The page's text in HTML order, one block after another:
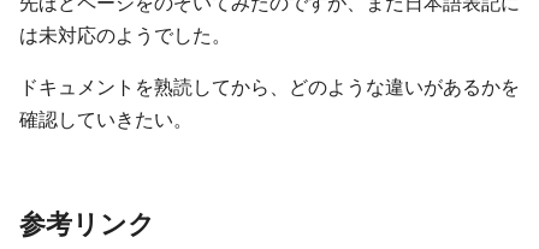
は未対応のようでした。
ドキュメントを熟読してから、どのような違いがあるかを
確認していきたい。
参考リンク